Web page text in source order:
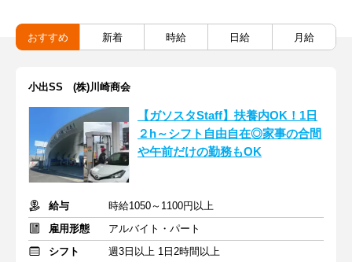
おすすめ 新着 時給 日給 月給
小出SS (株)川崎商会
【ガソスタStaff】扶養内OK！1日
２h～シフト自由自在◎家事の合間
や午前だけの勤務もOK
給与
時給1050～1100円以上
雇用形態
アルバイト・パート
シフト
週3日以上 1日2時間以上